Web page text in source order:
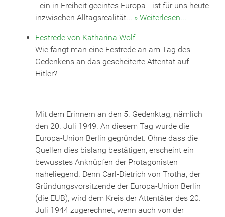
- ein in Freiheit geeintes Europa - ist für uns heute
inzwischen Alltagsrealität... » Weiterlesen...
Festrede von Katharina Wolf
Wie fängt man eine Festrede an am Tag des
Gedenkens an das gescheiterte Attentat auf
Hitler?
Mit dem Erinnern an den 5. Gedenktag, nämlich
den 20. Juli 1949. An diesem Tag wurde die
Europa-Union Berlin gegründet. Ohne dass die
Quellen dies bislang bestätigen, erscheint ein
bewusstes Anknüpfen der Protagonisten
naheliegend. Denn Carl-Dietrich von Trotha, der
Gründungsvorsitzende der Europa-Union Berlin
(die EUB), wird dem Kreis der Attentäter des 20.
Juli 1944 zugerechnet, wenn auch von der